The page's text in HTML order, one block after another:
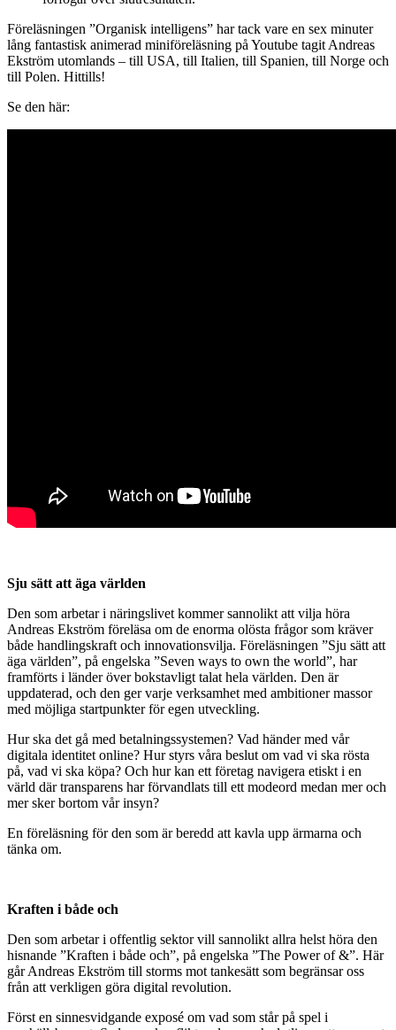
Föreläsningen ”Organisk intelligens” har tack vare en sex minuter
lång fantastisk animerad miniföreläsning på Youtube tagit Andreas
Ekström utomlands – till USA, till Italien, till Spanien, till Norge och
till Polen. Hittills!
Se den här:
Sju sätt att äga världen
Den som arbetar i näringslivet kommer sannolikt att vilja höra
Andreas Ekström föreläsa om de enorma olösta frågor som kräver
både handlingskraft och innovationsvilja. Föreläsningen ”Sju sätt att
äga världen”, på engelska ”Seven ways to own the world”, har
framförts i länder över bokstavligt talat hela världen. Den är
uppdaterad, och den ger varje verksamhet med ambitioner massor
med möjliga startpunkter för egen utveckling.
Hur ska det gå med betalningssystemen? Vad händer med vår
digitala identitet online? Hur styrs våra beslut om vad vi ska rösta
på, vad vi ska köpa? Och hur kan ett företag navigera etiskt i en
värld där transparens har förvandlats till ett modeord medan mer och
mer sker bortom vår insyn?
En föreläsning för den som är beredd att kavla upp ärmarna och
tänka om.
Kraften i både och
Den som arbetar i offentlig sektor vill sannolikt allra helst höra den
hisnande ”Kraften i både och”, på engelska ”The Power of &”. Här
går Andreas Ekström till storms mot tankesätt som begränsar oss
från att verkligen göra digital revolution.
Först en sinnesvidgande exposé om vad som står på spel i